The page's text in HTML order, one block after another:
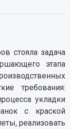
стояла задача
этапа
требования:
укладки
с краской
реализовать